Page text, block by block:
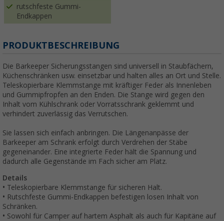
rutschfeste Gummi-
Endkappen
PRODUKTBESCHREIBUNG
Die Barkeeper Sicherungsstangen sind universell in Staubfächern,
Küchenschränken usw. einsetzbar und halten alles an Ort und Stelle.
Teleskopierbare Klemmstange mit kräftiger Feder als Innenleben
und Gummipfropfen an den Enden. Die Stange wird gegen den
Inhalt vom Kühlschrank oder Vorratsschrank geklemmt und
verhindert zuverlässig das Verrutschen.
Sie lassen sich einfach anbringen. Die Längenanpässe der
Barkeeper am Schrank erfolgt durch Verdrehen der Stäbe
gegeneinander. Eine integrierte Feder hält die Spannung und
dadurch alle Gegenstände im Fach sicher am Platz.
Details
• Teleskopierbare Klemmstange für sicheren Halt.
• Rutschfeste Gummi-Endkappen befestigen losen Inhalt von
Schränken.
• Sowohl für Camper auf hartem Asphalt als auch für Kapitäne auf